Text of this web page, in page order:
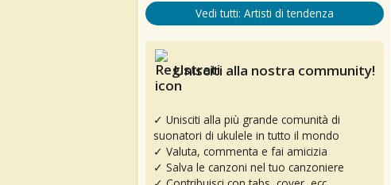
Vedi tutti: Artisti di tendenza
Unisciti alla nostra community!
✓ Unisciti alla più grande comunità di
suonatori di ukulele in tutto il mondo
✓ Valuta, commenta e fai amicizia
✓ Salva le canzoni nel tuo canzoniere